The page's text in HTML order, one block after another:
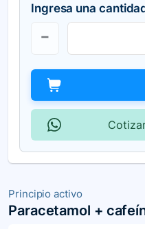
Principio activo
Paracetamol +
Ingresa una